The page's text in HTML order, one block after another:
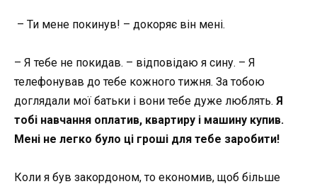
– Ти мене покинув! – докоряє він мені.
– Я тебе не покидав. – відповідаю я сину. – Я
телефонував до тебе кожного тижня. За тобою
доглядали мої батьки і вони тебе дуже люблять. Я
тобі навчання оплатив, квартиру і машину купив.
Мені не легко було ці гроші для тебе заробити!
Коли я був закордоном, то економив, щоб більше